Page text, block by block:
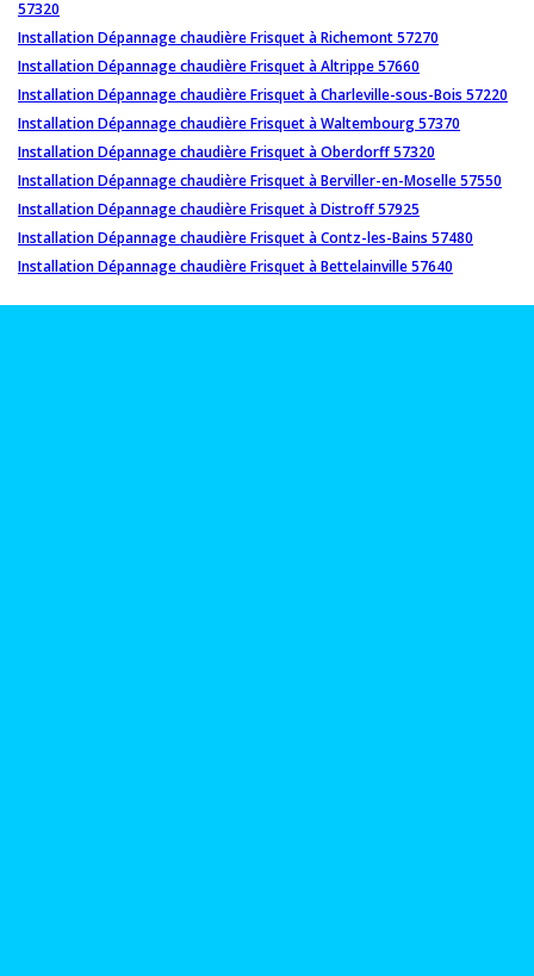
57320
Installation Dépannage chaudière Frisquet à Richemont 57270
Installation Dépannage chaudière Frisquet à Altrippe 57660
Installation Dépannage chaudière Frisquet à Charleville-sous-Bois 57220
Installation Dépannage chaudière Frisquet à Waltembourg 57370
Installation Dépannage chaudière Frisquet à Oberdorff 57320
Installation Dépannage chaudière Frisquet à Berviller-en-Moselle 57550
Installation Dépannage chaudière Frisquet à Distroff 57925
Installation Dépannage chaudière Frisquet à Contz-les-Bains 57480
Installation Dépannage chaudière Frisquet à Bettelainville 57640